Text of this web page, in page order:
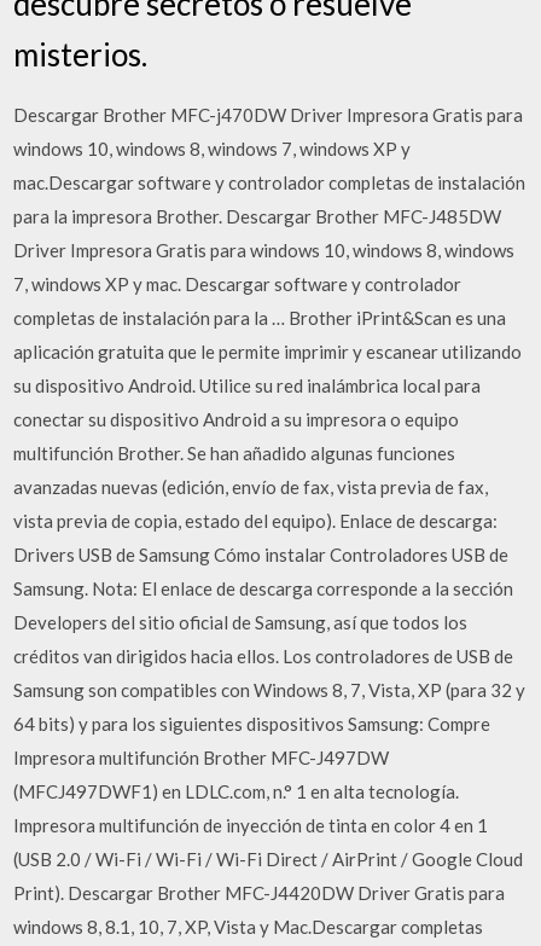
misterios.
Descargar Brother MFC-j470DW Driver Impresora Gratis para
windows 10, windows 8, windows 7, windows XP y
mac.Descargar software y controlador completas de instalación
para la impresora Brother. Descargar Brother MFC-J485DW
Driver Impresora Gratis para windows 10, windows 8, windows
7, windows XP y mac. Descargar software y controlador
completas de instalación para la … Brother iPrint&Scan es una
aplicación gratuita que le permite imprimir y escanear utilizando
su dispositivo Android. Utilice su red inalámbrica local para
conectar su dispositivo Android a su impresora o equipo
multifunción Brother. Se han añadido algunas funciones
avanzadas nuevas (edición, envío de fax, vista previa de fax,
vista previa de copia, estado del equipo). Enlace de descarga:
Drivers USB de Samsung Cómo instalar Controladores USB de
Samsung. Nota: El enlace de descarga corresponde a la sección
Developers del sitio oficial de Samsung, así que todos los
créditos van dirigidos hacia ellos. Los controladores de USB de
Samsung son compatibles con Windows 8, 7, Vista, XP (para 32 y
64 bits) y para los siguientes dispositivos Samsung: Compre
Impresora multifunción Brother MFC-J497DW
(MFCJ497DWF1) en LDLC.com, n.° 1 en alta tecnología.
Impresora multifunción de inyección de tinta en color 4 en 1
(USB 2.0 / Wi-Fi / Wi-Fi / Wi-Fi Direct / AirPrint / Google Cloud
Print). Descargar Brother MFC-J4420DW Driver Gratis para
windows 8, 8.1, 10, 7, XP, Vista y Mac.Descargar completas